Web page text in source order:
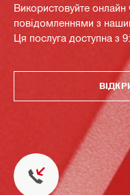
Використовуйте онлайн
повідомленнями з
Ця послуга доступна з